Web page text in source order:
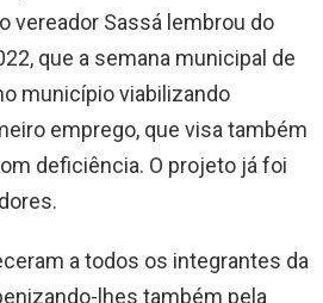
vereador Sassá lembrou do
que a semana municipal de
município viabilizando
emprego, que visa também
deficiência. O projeto já foi
a todos os integrantes da
lhes também pela